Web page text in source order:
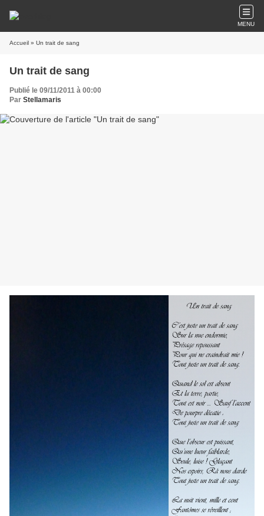
MENU
Accueil » Un trait de sang
Un trait de sang
Publié le 09/11/2011 à 00:00
Par Stellamaris